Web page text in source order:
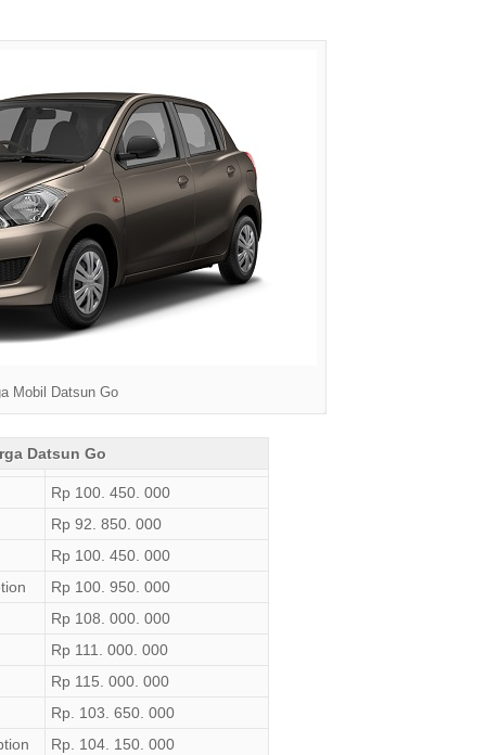
Mobil Datsun Go
Datsun Go
Rp 100. 450. 000
Rp 92. 850. 000
Rp 100. 450. 000
Rp 100. 950. 000
Rp 108. 000. 000
Rp 111. 000. 000
Rp 115. 000. 000
Rp. 103. 650. 000
Rp. 104. 150. 000